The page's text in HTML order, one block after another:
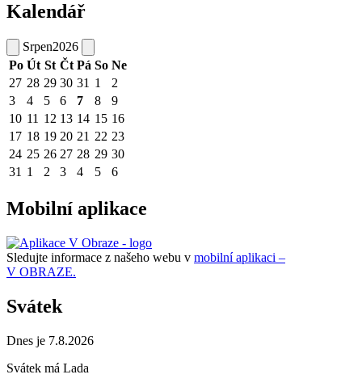
Kalendář
Srpen2026
Po Út St Čt Pá So Ne
27 28 29 30 31 1
2
3
4 5 6 7 8
9
10 11 12 13 14 15 16
17 18 19 20 21 22 23
24 25 26 27 28 29 30
31 1 2 3 4 5 6
Mobilní aplikace
Sledujte informace z našeho webu v mobilní aplikaci –
V OBRAZE.
Svátek
Dnes je 7.8.2026
Svátek má Lada